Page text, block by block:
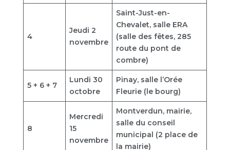
4
Jeudi 2
novembre
Saint-Just-en-
Chevalet, salle ERA
(salle des fêtes, 285
route du pont de
combre)
5 + 6 + 7
Lundi 30
octobre
Pinay, salle l’Orée
Fleurie (le bourg)
8
Mercredi
15
novembre
Montverdun, mairie,
salle du conseil
municipal (2 place de
la mairie)